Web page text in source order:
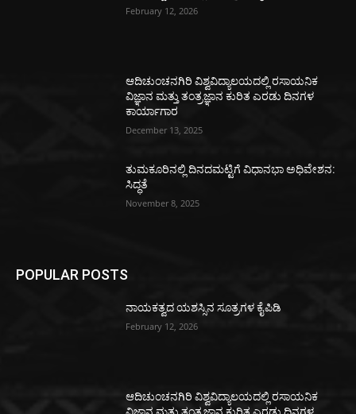
February 12, 2026
ಆದಿಚುಂಚನಗಿರಿ ವಿಶ್ವವಿದ್ಯಾಲಯದಲ್ಲಿ ರಸಾಯನಿಕ
ವಿಜ್ಞಾನ ಮತ್ತು ತಂತ್ರಜ್ಞಾನ ಕುರಿತ ಎರಡು ದಿನಗಳ
ಕಾರ್ಯಾಗಾರ
December 13, 2025
ತುಮಕೂರಿನಲ್ಲಿ ದಿನದಮಟ್ಟಿಗೆ ವಿಧಾನಭಾ ಅಧಿವೇಶನ:
ಸಿದ್ಧತೆ
November 8, 2025
POPULAR POSTS
ನಾಯಕತ್ವದ ಯಶಸ್ಸಿನ ಸೂತ್ರಗಳ ಕೈಪಿಡಿ
February 12, 2026
ಆದಿಚುಂಚನಗಿರಿ ವಿಶ್ವವಿದ್ಯಾಲಯದಲ್ಲಿ ರಸಾಯನಿಕ
ವಿಜ್ಞಾನ ಮತ್ತು ತಂತ್ರಜ್ಞಾನ ಕುರಿತ ಎರಡು ದಿನಗಳ